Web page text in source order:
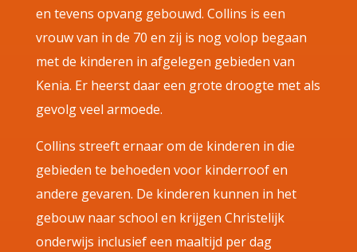
en tevens opvang gebouwd. Collins is een
vrouw van in de 70 en zij is nog volop begaan
met de kinderen in afgelegen gebieden van
Kenia. Er heerst daar een grote droogte met als
gevolg veel armoede.
Collins streeft ernaar om de kinderen in die
gebieden te behoeden voor kinderroof en
andere gevaren. De kinderen kunnen in het
gebouw naar school en krijgen Christelijk
onderwijs inclusief een maaltijd per dag